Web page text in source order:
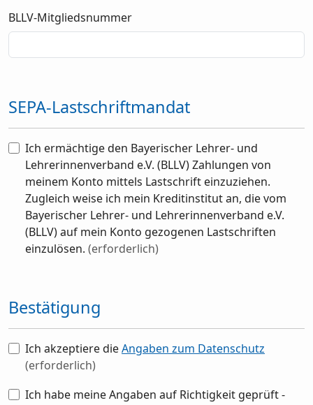
BLLV-Mitgliedsnummer
SEPA-Lastschriftmandat
Ich ermächtige den Bayerischer Lehrer- und
Lehrerinnenverband e.V. (BLLV) Zahlungen von
meinem Konto mittels Lastschrift einzuziehen.
Zugleich weise ich mein Kreditinstitut an, die vom
Bayerischer Lehrer- und Lehrerinnenverband e.V.
(BLLV) auf mein Konto gezogenen Lastschriften
einzulösen. (erforderlich)
Bestätigung
Ich akzeptiere dieAngaben zum Datenschutz
(erforderlich)
Ich habe meine Angaben auf Richtigkeit geprüft -